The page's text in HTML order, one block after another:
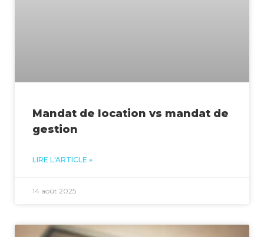
Mandat de location vs mandat de
gestion
LIRE L'ARTICLE »
14 août 2025